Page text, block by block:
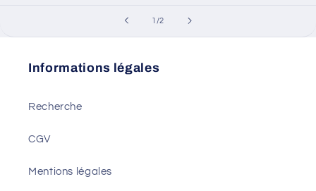
1 /de
2
Informations légales
Recherche
CGV
Mentions légales